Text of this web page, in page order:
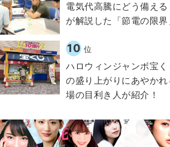
電気代高騰にどう備え
が解説した「節電の限
10 位
ハロウィンジャンボ宝
の盛り上がりにあやか
場の目利き人が紹介！